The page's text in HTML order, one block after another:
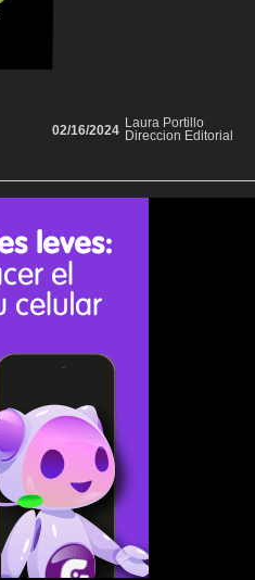
Laura Portillo
Direccion Editorial
02/16/2024